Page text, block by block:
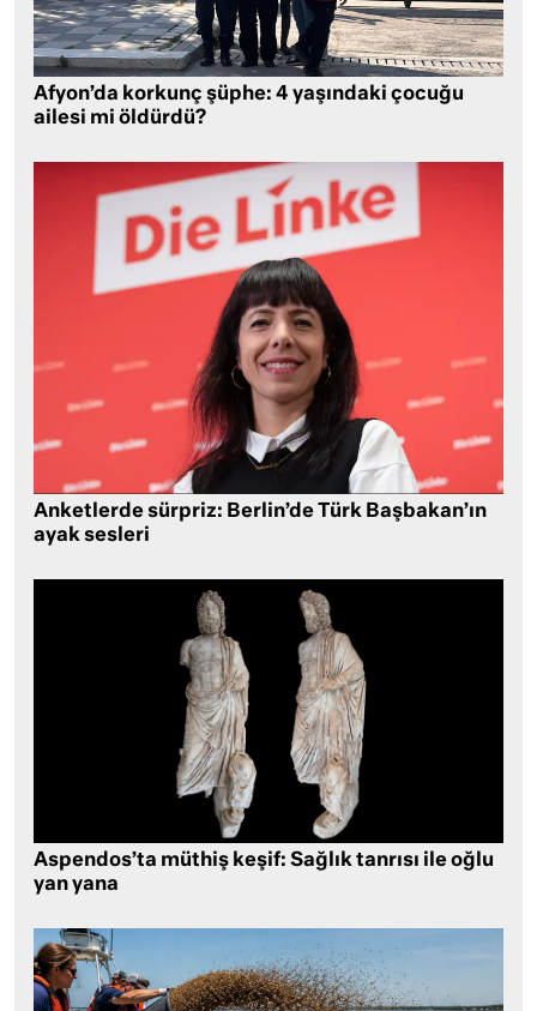
Afyon’da korkunç şüphe: 4 yaşındaki çocuğu
ailesi mi öldürdü?
Anketlerde sürpriz: Berlin’de Türk Başbakan’ın
ayak sesleri
Aspendos’ta müthiş keşif: Sağlık tanrısı ile oğlu
yan yana